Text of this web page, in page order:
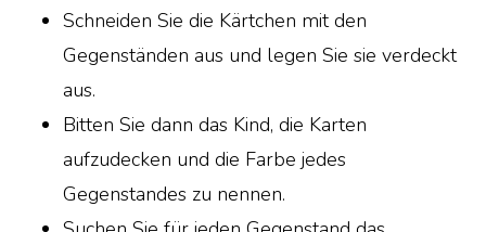
Schneiden Sie die Kärtchen mit den
Gegenständen aus und legen Sie sie verdeckt
aus.
Bitten Sie dann das Kind, die Karten
aufzudecken und die Farbe jedes
Gegenstandes zu nennen.